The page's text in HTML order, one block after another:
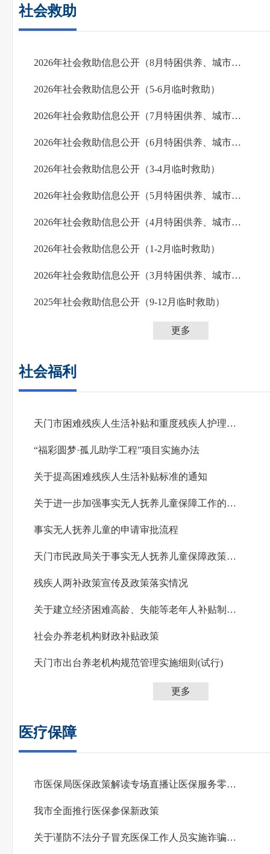
社会救助
2026年社会救助信息公开（8月特困供养、城市农村低保）
2026年社会救助信息公开（5-6月临时救助）
2026年社会救助信息公开（7月特困供养、城市农村低保）
2026年社会救助信息公开（6月特困供养、城市农村低保）
2026年社会救助信息公开（3-4月临时救助）
2026年社会救助信息公开（5月特困供养、城市农村低保）
2026年社会救助信息公开（4月特困供养、城市农村低保）
2026年社会救助信息公开（1-2月临时救助）
2026年社会救助信息公开（3月特困供养、城市农村低保）
2025年社会救助信息公开（9-12月临时救助）
更多
社会福利
天门市困难残疾人生活补贴和重度残疾人护理补贴政策解读
“福彩圆梦·孤儿助学工程”项目实施办法
关于提高困难残疾人生活补贴标准的通知
关于进一步加强事实无人抚养儿童保障工作的实施意见
事实无人抚养儿童的申请审批流程
天门市民政局关于事实无人抚养儿童保障政策问答
残疾人两补政策宣传及政策落实情况
关于建立经济困难高龄、失能等老年人补贴制度实施意见
社会办养老机构财政补贴政策
天门市出台养老机构规范管理实施细则(试行)
更多
医疗保障
市医保局医保政策解读专场直播让医保服务零距离
我市全面推行医保参保新政策
关于谨防不法分子冒充医保工作人员实施诈骗的提示